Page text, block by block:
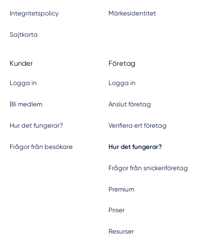
Integritetspolicy Märkesidentitet
Sajtkarta
Kunder
Logga in
Bli medlem
Hur det fungerar?
Frågor från besökare
Företag
Logga in
Anslut företag
Verifiera ert företag
Hur det fungerar?
Frågor från snickeriföretag
Premium
Priser
Resurser